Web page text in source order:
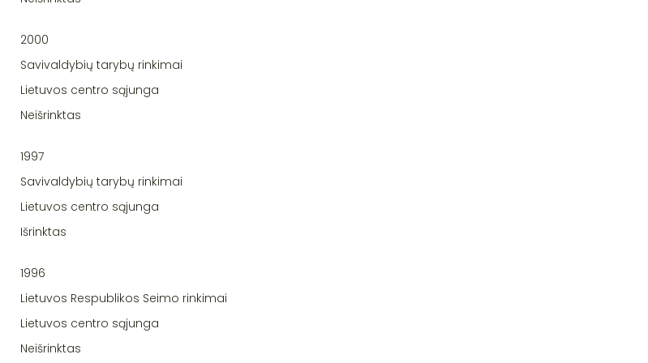
2000
Savivaldybių tarybų rinkimai
Lietuvos centro sąjunga
Neišrinktas
1997
Savivaldybių tarybų rinkimai
Lietuvos centro sąjunga
Išrinktas
1996
Lietuvos Respublikos Seimo rinkimai
Lietuvos centro sąjunga
Neišrinktas